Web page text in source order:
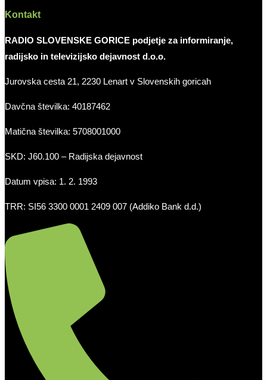
Kontakt
RADIO SLOVENSKE GORICE podjetje za informiranje,
radijsko in televizijsko dejavnost d.o.o.
Jurovska cesta 21, 2230 Lenart v Slovenskih goricah
Davčna številka: 40187462
Matična številka: 5708001000
SKD: J60.100 – Radijska dejavnost
Datum vpisa: 1. 2. 1993
TRR: SI56 3300 0001 2409 007 (Addiko Bank d.d.)